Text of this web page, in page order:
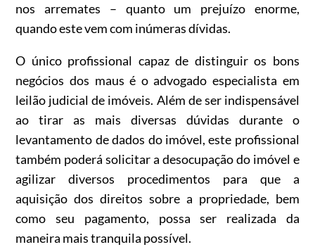
nos arremates – quanto um prejuízo enorme,
quando este vem com inúmeras dívidas.
O único profissional capaz de distinguir os bons
negócios dos maus é o advogado especialista em
leilão judicial de imóveis. Além de ser indispensável
ao tirar as mais diversas dúvidas durante o
levantamento de dados do imóvel, este profissional
também poderá solicitar a desocupação do imóvel e
agilizar diversos procedimentos para que a
aquisição dos direitos sobre a propriedade, bem
como seu pagamento, possa ser realizada da
maneira mais tranquila possível.